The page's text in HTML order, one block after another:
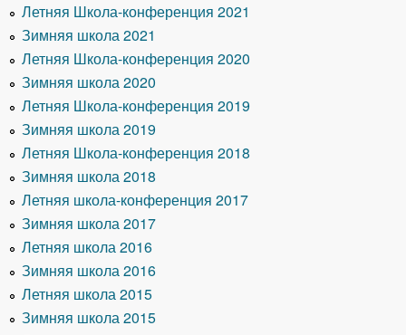
Летняя Школа-конференция 2021
Зимняя школа 2021
Летняя Школа-конференция 2020
Зимняя школа 2020
Летняя Школа-конференция 2019
Зимняя школа 2019
Летняя Школа-конференция 2018
Зимняя школа 2018
Летняя школа-конференция 2017
Зимняя школа 2017
Летняя школа 2016
Зимняя школа 2016
Летняя школа 2015
Зимняя школа 2015